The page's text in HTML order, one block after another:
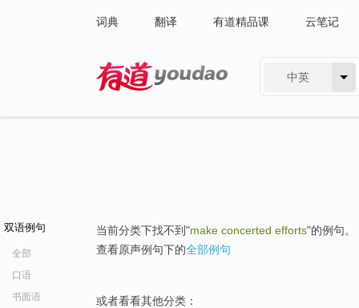
词典 翻译 有道精品课 云笔记
中英
双语例句
全部
口语
书面语
当前分类下找不到"make concerted efforts"的例句。
查看原声例句下的全部例句
或者看看其他分类：